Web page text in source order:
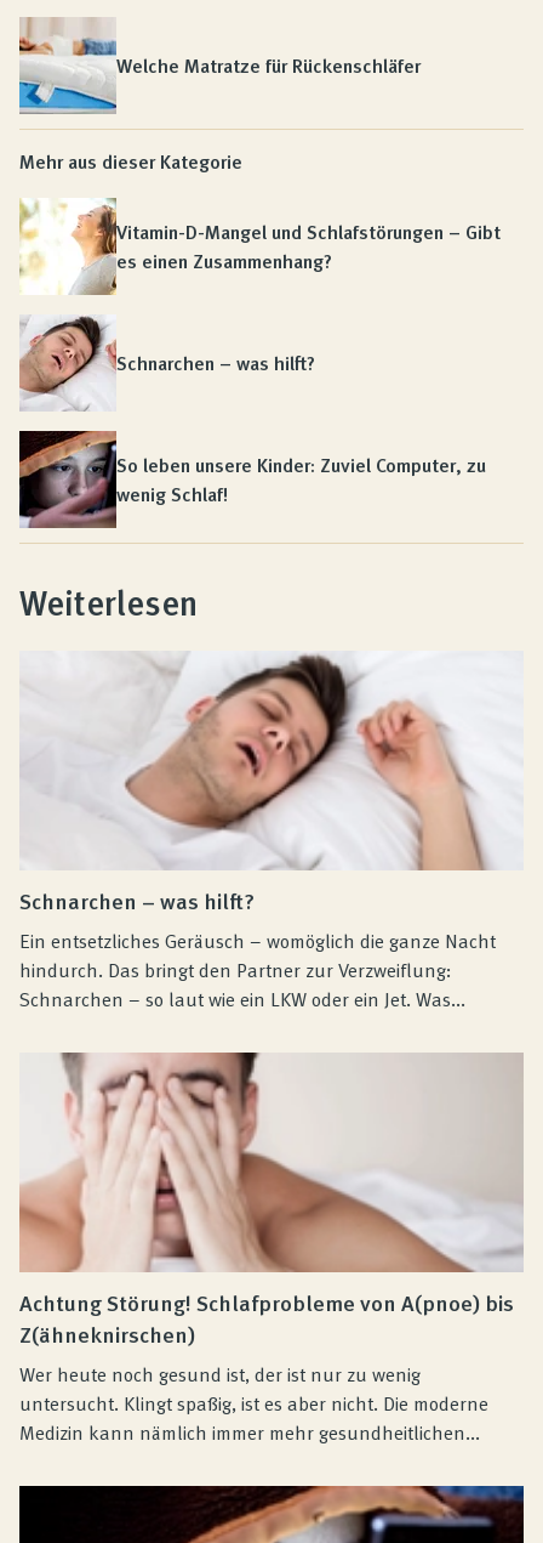
Welche Matratze für Rückenschläfer
Mehr aus dieser Kategorie
Vitamin-D-Mangel und Schlafstörungen – Gibt
es einen Zusammenhang?
Schnarchen – was hilft?
So leben unsere Kinder: Zuviel Computer, zu
wenig Schlaf!
Weiterlesen
Schnarchen – was hilft?
Ein entsetzliches Geräusch – womöglich die ganze Nacht
hindurch. Das bringt den Partner zur Verzweiflung:
Schnarchen – so laut wie ein LKW oder ein Jet. Was...
Achtung Störung! Schlafprobleme von A(pnoe) bis
Z(ähneknirschen)
Wer heute noch gesund ist, der ist nur zu wenig
untersucht. Klingt spaßig, ist es aber nicht. Die moderne
Medizin kann nämlich immer mehr gesundheitlichen...